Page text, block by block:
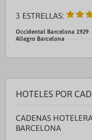
3 ESTRELLAS:
Occidental Barcelona 1929
Allegro Barcelona
HOTELES POR
CADENAS
BARCELONA